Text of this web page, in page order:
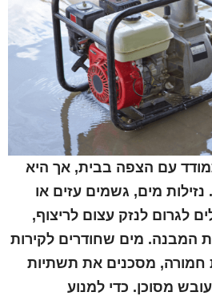
עם הצפה בבית, אך היא
מים, גשמים עזים או
לגרום לנזק עצום לריצוף,
המבנה. מים שחודרים לקירות
חמורה, מסכנים את תשתיות
מסוכן. כדי למנוע